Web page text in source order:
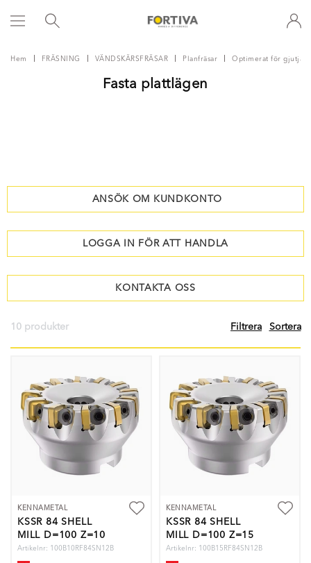
Hem FRÄSNING VÄNDSKÄRSFRÄSAR Planfräsar Optimerat för gjutjärn
Fasta plattlägen
ANSÖK OM KUNDKONTO
LOGGA IN FÖR ATT HANDLA
KONTAKTA OSS
10 produkter Filtrera Sortera
KENNAMETAL
KSSR 84 SHELL
MILL D=100 Z=10
Artikelnr: 100B10RF84SN12B
KENNAMETAL
KSSR 84 SHELL
MILL D=100 Z=15
Artikelnr: 100B15RF84SN12B